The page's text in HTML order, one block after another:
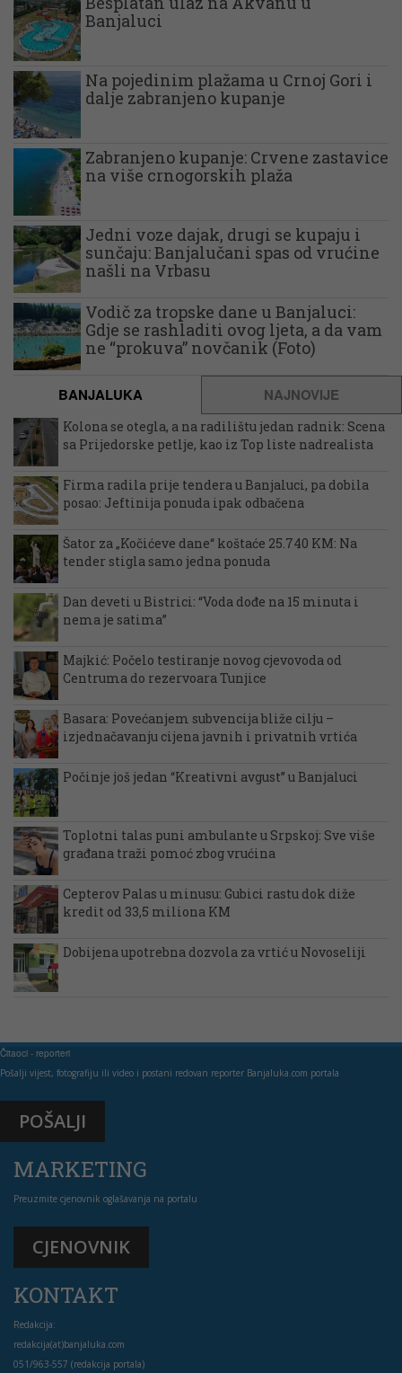
Banjaluci
Na pojedinim plažama u Crnoj Gori i
dalje zabranjeno kupanje
Zabranjeno kupanje: Crvene zastavice
na više crnogorskih plaža
Jedni voze dajak, drugi se kupaju i
sunčaju: Banjalučani spas od vrućine
našli na Vrbasu
Vodič za tropske dane u Banjaluci:
Gdje se rashladiti ovog ljeta, a da vam
ne “prokuva” novčanik (Foto)
BANJALUKA NAJNOVIJE
Kolona se otegla, a na radilištu jedan radnik: Scena
sa Prijedorske petlje, kao iz Top liste nadrealista
Firma radila prije tendera u Banjaluci, pa dobila
posao: Jeftinija ponuda ipak odbačena
Šator za „Kočićeve dane“ koštaće 25.740 KM: Na
tender stigla samo jedna ponuda
Dan deveti u Bistrici: “Voda dođe na 15 minuta i
nema je satima”
Majkić: Počelo testiranje novog cjevovoda od
Centruma do rezervoara Tunjice
Basara: Povećanjem subvencija bliže cilju –
izjednačavanju cijena javnih i privatnih vrtića
Počinje još jedan “Kreativni avgust” u Banjaluci
Toplotni talas puni ambulante u Srpskoj: Sve više
građana traži pomoć zbog vrućina
Cepterov Palas u minusu: Gubici rastu dok diže
kredit od 33,5 miliona KM
Dobijena upotrebna dozvola za vrtić u Novoseliji
Čitaoci - reporteri
Pošalji vijest, fotografiju ili video i postani redovan reporter Banjaluka.com portala
POŠALJI
MARKETING
Preuzmite cjenovnik oglašavanja na portalu
CJENOVNIK
KONTAKT
Redakcija:
redakcija(at)banjaluka.com
051/963-557 (redakcija portala)